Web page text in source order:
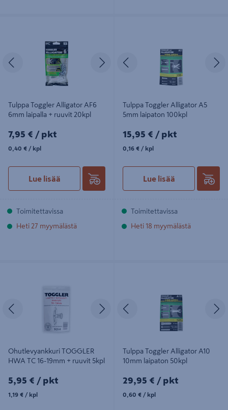
Edellinen Seuraava
Tulppa Toggler Alligator AF6
6mm laipalla + ruuvit 20kpl
7,95€/pkt
7,95 € / pkt
0,40€/kpl
0,40 € / kpl
Lue lisää
Toimitettavissa
Heti 27 myymälästä
Edellinen
Tulppa Toggler Alligator A5
5mm laipaton 100kpl
15,95€/pkt
15,95 € / pkt
0,16€/kpl
0,16 € / kpl
Lue lisää
Toimitettavissa
Heti 18 myymälästä
Seuraava
Ohutlevyankkuri TOGGLER
HWA TC 16-19mm + ruuvit 5kpl
5,95€/pkt
5,95 € / pkt
1,19€/kpl
1,19 € / kpl
Edellinen
Tulppa Toggler Alligator A10
10mm laipaton 50kpl
29,95€/pkt
29,95 € / pkt
0,60€/kpl
0,60 € / kpl